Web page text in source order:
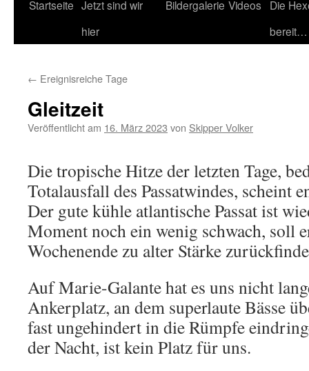
Startseite Jetzt sind wir
hier
Bildergalerie Videos
Die
bereit…
← Ereignisreiche Tage
Gleitzeit
Veröffentlicht am 16. März 2023 von Skipper Volker
Die tropische Hitze der letzten Tage,
Totalausfall des Passatwindes, scheint
Der gute kühle atlantische Passat ist
Moment noch ein wenig schwach, soll
Wochenende zu alter Stärke
Auf Marie-Galante hat es uns nicht
Ankerplatz, an dem superlaute Bässe
fast ungehindert in die Rümpfe
der Nacht, ist kein Platz für uns.